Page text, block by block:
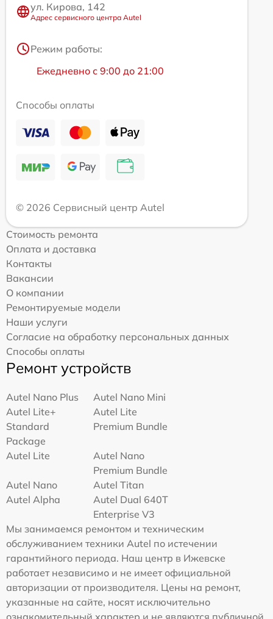
ул. Кирова, 142
Адрес сервисного центра Autel
Режим работы:
Ежедневно с 9:00 до 21:00
Способы оплаты
© 2026 Сервисный центр Autel
Стоимость ремонта
Оплата и доставка
Контакты
Вакансии
О компании
Ремонтируемые модели
Наши услуги
Согласие на обработку персональных данных
Способы оплаты
Ремонт устройств
Autel Nano Plus
Autel Nano Mini
Autel Lite+
Standard
Package
Autel Lite
Premium Bundle
Autel Lite
Autel Nano
Premium Bundle
Autel Nano
Autel Titan
Autel Alpha
Autel Dual 640T
Enterprise V3
Мы занимаемся ремонтом и техническим
обслуживанием техники Autel по истечении
гарантийного периода. Наш центр в Ижевске
работает независимо и не имеет официальной
авторизации от производителя. Цены на ремонт,
указанные на сайте, носят исключительно